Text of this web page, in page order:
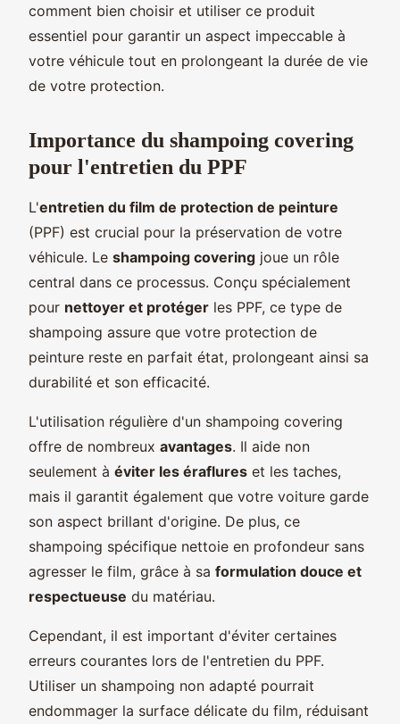
comment bien choisir et utiliser ce produit
essentiel pour garantir un aspect impeccable à
votre véhicule tout en prolongeant la durée de vie
de votre protection.
Importance du shampoing covering
pour l'entretien du PPF
L'entretien du film de protection de peinture
(PPF) est crucial pour la préservation de votre
véhicule. Le shampoing covering joue un rôle
central dans ce processus. Conçu spécialement
pour nettoyer et protéger les PPF, ce type de
shampoing assure que votre protection de
peinture reste en parfait état, prolongeant ainsi sa
durabilité et son efficacité.
L'utilisation régulière d'un shampoing covering
offre de nombreux avantages. Il aide non
seulement à éviter les éraflures et les taches,
mais il garantit également que votre voiture garde
son aspect brillant d'origine. De plus, ce
shampoing spécifique nettoie en profondeur sans
agresser le film, grâce à sa formulation douce et
respectueuse du matériau.
Cependant, il est important d'éviter certaines
erreurs courantes lors de l'entretien du PPF.
Utiliser un shampoing non adapté pourrait
endommager la surface délicate du film, réduisant